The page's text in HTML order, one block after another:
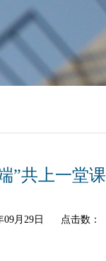
”共上一堂课
月29日 点击数：